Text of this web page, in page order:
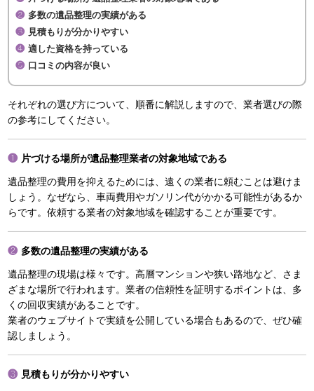
多数の遺品整理の実績がある
見積もりが分かりやすい
適した資格を持っている
口コミの内容が良い
それぞれの選び方について、順番に解説しますので、業者選びの際
の参考にしてください。
片づける場所が遺品整理業者の対象地域である
遺品整理の費用を抑えるためには、遠くの業者に頼むことは避けま
しょう。なぜなら、車両費用やガソリン代がかかる可能性があるか
らです。依頼する業者の対象地域を確認することが重要です。
多数の遺品整理の実績がある
遺品整理の現場は様々です。高層マンションや狭い路地など、さま
ざまな場所で行われます。業者の信頼性を証明するポイントは、多
くの回収実績があることです。
業者のウェブサイトで実績を公開している場合もあるので、ぜひ確
認しましょう。
見積もりが分かりやすい